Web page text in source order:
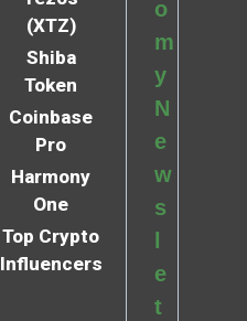
(XTZ)
Shiba
Token
Coinbase
Pro
Harmony
One
Top Crypto
Influencers
o
m
y
N
e
w
s
l
e
t